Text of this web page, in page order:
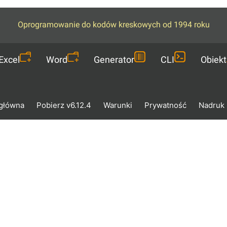
Oprogramowanie do kodów kreskowych od 1994 roku
Word Generator CLI Obiekt
Pobierz v6.12.4 Warunki Prywatność Nadruk